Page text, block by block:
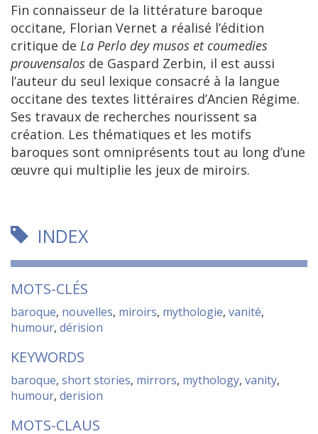
Fin connaisseur de la littérature baroque
occitane, Florian Vernet a réalisé l’édition
critique de La Perlo dey musos et coumedies
prouvensalos de Gaspard Zerbin, il est aussi
l’auteur du seul lexique consacré à la langue
occitane des textes littéraires d’Ancien Régime.
Ses travaux de recherches nourissent sa
création. Les thématiques et les motifs
baroques sont omniprésents tout au long d’une
œuvre qui multiplie les jeux de miroirs.
INDEX
MOTS-CLÉS
baroque, nouvelles, miroirs, mythologie, vanité,
humour, dérision
KEYWORDS
baroque, short stories, mirrors, mythology, vanity,
humour, derision
MOTS-CLAUS